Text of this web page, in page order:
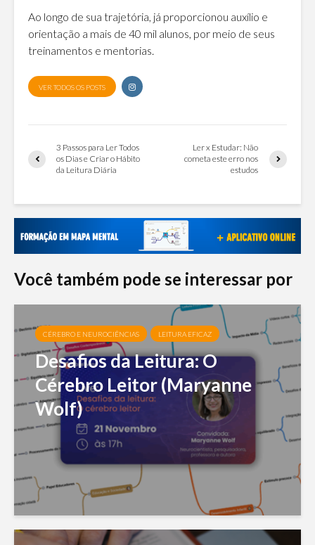
Ao longo de sua trajetória, já proporcionou auxílio e
orientação a mais de 40 mil alunos, por meio de seus
treinamentos e mentorias.
VER TODOS OS POSTS
3 Passos para Ler Todos
os Dias e Criar o Hábito
da Leitura Diária
Ler x Estudar: Não
cometa este erro nos
estudos
Você também pode se interessar por
CÉREBRO E NEUROCIÊNCIAS LEITURA EFICAZ
Desafios da Leitura: O
Cérebro Leitor (Maryanne
Wolf)